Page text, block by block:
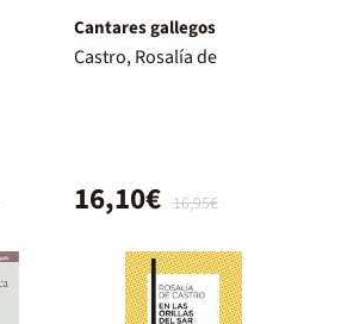
Cantares gallegos
Castro, Rosalía de
16,95€
16,10€